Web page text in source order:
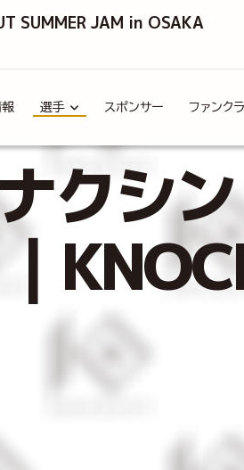
SUMMER JAM in OSAKA
報 選手 スポンサー ファンク
クシ